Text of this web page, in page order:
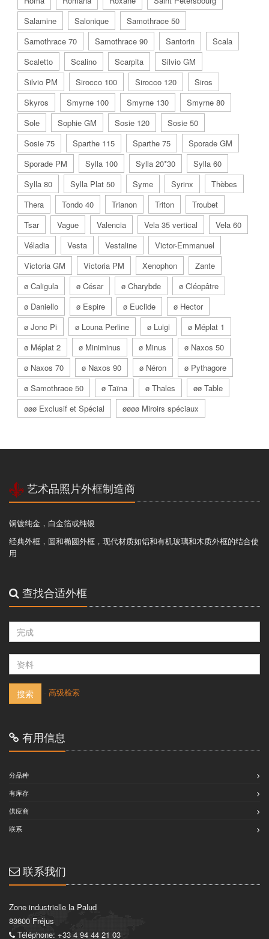
Salamine
Salonique
Samothrace 50
Samothrace 70
Samothrace 90 Santorin
Scala
Scaletto
Scalino Scarpita
Silvio GM
Silvio PM
Sirocco 100 Sirocco 120
Siros
Skyros
Smyrne 100 Smyrne 130
Smyrne 80
Sole
Sophie GM Sosie 120
Sosie 50
Sosie 75
Sparthe 115 Sparthe 75
Sporade GM
Sporade PM
Sylla 100 Sylla 20*30
Sylla 60
Sylla 80
Sylla Plat 50 Syme Syrinx
Thèbes
Thera
Tondo 40 Trianon Triton
Troubet
Tsar
Vague Valencia Vela 35 vertical
Vela 60
Véladia
Vesta Vestaline
Victor-Emmanuel
Victoria GM
Victoria PM Xenophon
Zante
ø Caligula
ø César ø Charybde
ø Cléopâtre
ø Daniello
ø Espire ø Euclide
ø Hector
ø Jonc Pi
ø Louna Perline ø Luigi
ø Méplat 1
ø Méplat 2
ø Miniminus ø Minus
ø Naxos 50
ø Naxos 70
ø Naxos 90 ø Néron
ø Pythagore
ø Samothrace 50
ø Taïna ø Thales
øø Table
øøø Exclusif et Spécial
øøøø Miroirs spéciaux
艺术品照片外框制造商
铜镀纯金，白金箔或纯银
经典外框，圆和椭圆外框，现代材质如铝和有机玻璃和木质外框的结合使
用
查找合适外框
搜索 高级检索
有用信息
分品种
有库存
供应商
联系
联系我们
Zone industrielle la Palud
83600 Fréjus
Téléphone: +33 4 94 44 21 03